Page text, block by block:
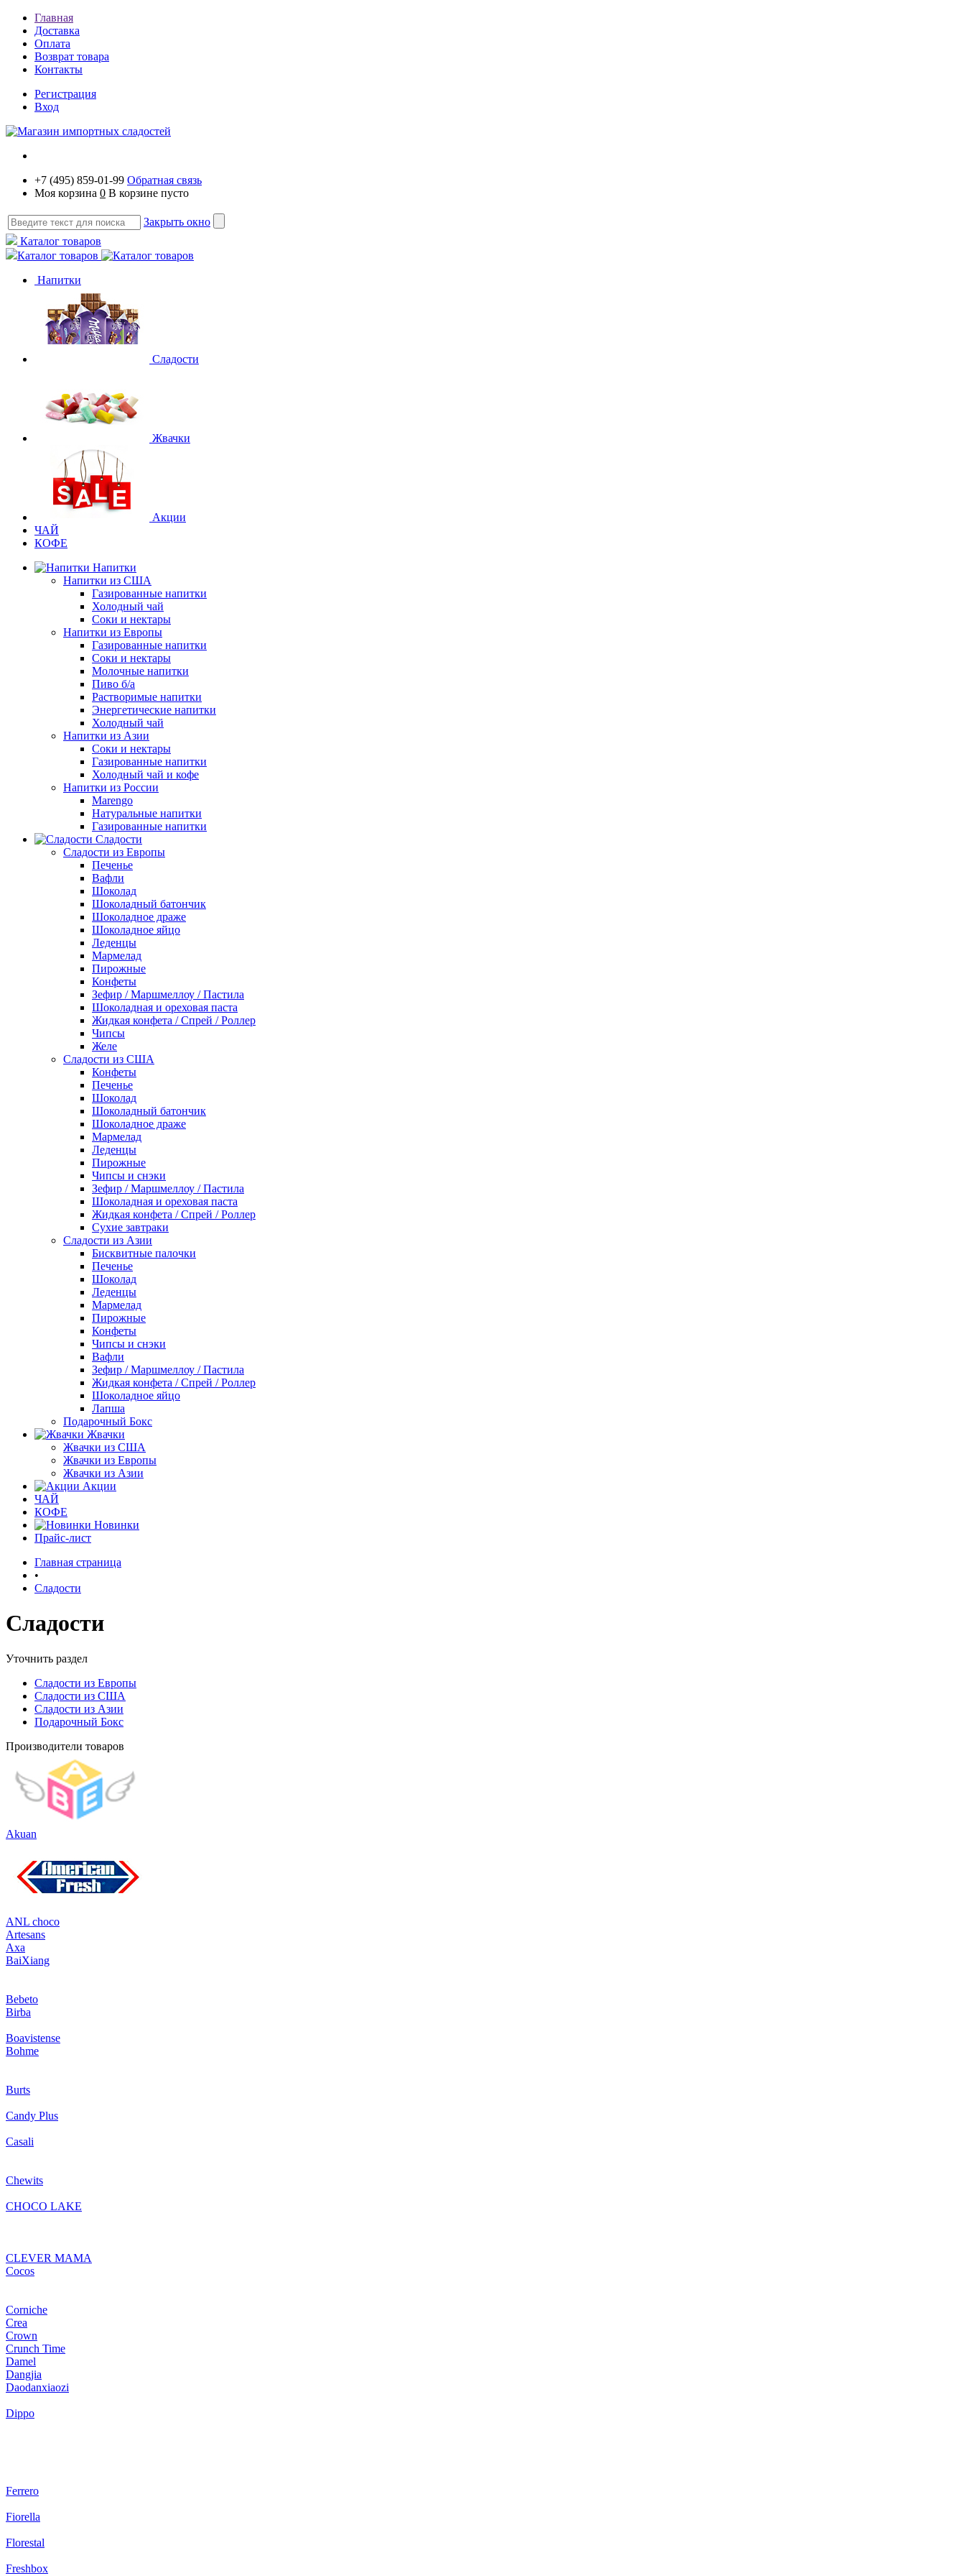
Главная
Доставка
Оплата
Возврат товара
Контакты
Регистрация
Вход
+7 (495) 859-01-99 Обратная связь
Моя корзина 0 В корзине пусто
Закрыть окно
Каталог товаров
Каталог товаров
Напитки
Сладости
Жвачки
Акции
ЧАЙ
КОФЕ
Напитки
Напитки из США
Газированные напитки
Холодный чай
Соки и нектары
Напитки из Европы
Газированные напитки
Соки и нектары
Молочные напитки
Пиво б/а
Растворимые напитки
Энергетические напитки
Холодный чай
Напитки из Азии
Соки и нектары
Газированные напитки
Холодный чай и кофе
Напитки из России
Marengo
Натуральные напитки
Газированные напитки
Сладости
Сладости из Европы
Печенье
Вафли
Шоколад
Шоколадный батончик
Шоколадное драже
Шоколадное яйцо
Леденцы
Мармелад
Пирожные
Конфеты
Зефир / Маршмеллоу / Пастила
Шоколадная и ореховая паста
Жидкая конфета / Спрей / Роллер
Чипсы
Желе
Сладости из США
Конфеты
Печенье
Шоколад
Шоколадный батончик
Шоколадное драже
Мармелад
Леденцы
Пирожные
Чипсы и снэки
Зефир / Маршмеллоу / Пастила
Шоколадная и ореховая паста
Жидкая конфета / Спрей / Роллер
Сухие завтраки
Сладости из Азии
Бисквитные палочки
Печенье
Шоколад
Леденцы
Мармелад
Пирожные
Конфеты
Чипсы и снэки
Вафли
Зефир / Маршмеллоу / Пастила
Жидкая конфета / Спрей / Роллер
Шоколадное яйцо
Лапша
Подарочный Бокс
Жвачки
Жвачки из США
Жвачки из Европы
Жвачки из Азии
Акции
ЧАЙ
КОФЕ
Новинки
Прайс-лист
Главная страница
•
Сладости
Сладости
Уточнить раздел
Сладости из Европы
Сладости из США
Сладости из Азии
Подарочный Бокс
Производители товаров
Akuan
ANL сhoco
Artesans
Axa
BaiXiang
Bebeto
Birba
Boavistense
Bohme
Burts
Candy Plus
Casali
Chewits
CHOCO LAKE
CLEVER MAMA
Cocos
Corniche
Crea
Crown
Crunch Time
Damel
Dangjia
Daodanxiaozi
Dippo
Ferrero
Fiorella
Florestal
Freshbox